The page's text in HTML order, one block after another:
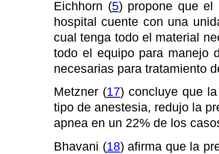
Eichhorn (5) propone que el
hospital cuente con una
cual tenga todo el material
todo el equipo para manejo
necesarias para tratamiento
Metzner (17) concluye que
tipo de anestesia, redujo la
apnea en un 22% de los
Bhavani (18) afirma que la